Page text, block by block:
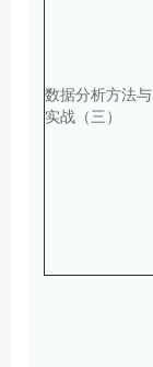
数据分析方法与
实战（三）